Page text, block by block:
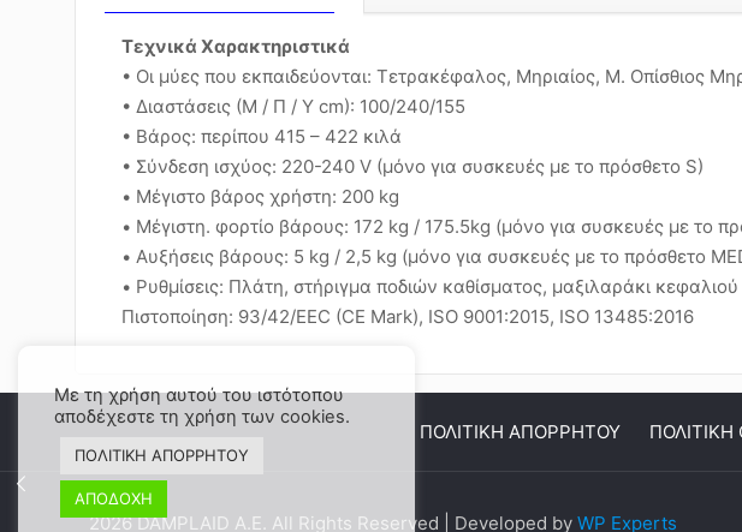
Τεχνικά Χαρακτηριστικά
• Οι μύες που εκπαιδεύονται: Τετρακέφαλος, Μηριαίος, Μ. Οπίσθιος
• Διαστάσεις (Μ / Π / Υ cm): 100/240/155
• Βάρος: περίπου 415 – 422 κιλά
• Σύνδεση ισχύος: 220-240 V (μόνο για συσκευές με το πρόσθετο S)
• Μέγιστο βάρος χρήστη: 200 kg
• Μέγιστη. φορτίο βάρους: 172 kg / 175.5kg (μόνο για συσκευές με το
• Αυξήσεις βάρους: 5 kg / 2,5 kg (μόνο για συσκευές με το πρόσθετο
• Ρυθμίσεις: Πλάτη, στήριγμα ποδιών καθίσματος, μαξιλαράκι κεφαλιού
Πιστοποίηση: 93/42/EEC (CE Mark), ISO 9001:2015, ISO 13485:2016
ΠΟΛΙΤΙΚΗ ΑΠΟΡΡΗΤΟΥ ΠΟΛΙΤΙΚΗ
2026 DAMPLAID Α.Ε. All Rights Reserved | Developed by WP Experts
Με τη χρήση αυτού του ιστότοπου
αποδέχεστε τη χρήση των cookies.
ΠΟΛΙΤΙΚΗ ΑΠΟΡΡΗΤΟΥ
ΑΠΟΔΟΧΗ